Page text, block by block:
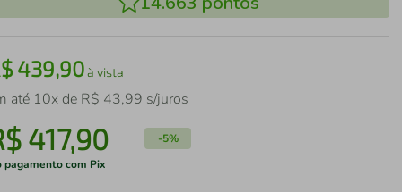
439,90à vista
até 10x de R$ 43,99 s/juros
417,90 -5%
pagamento com Pix